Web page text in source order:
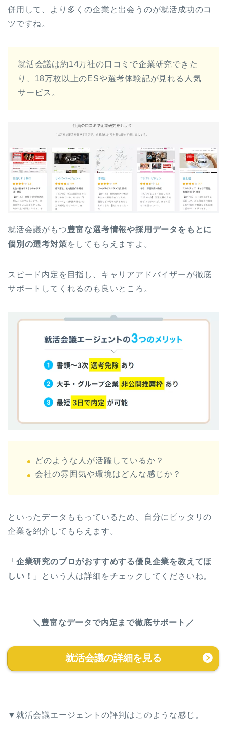
併用して、より多くの企業と出会うのが就活成功のコ
ツですね。
就活会議は約14万社の口コミで企業研究できた
り、18万枚以上のESや選考体験記が見れる人気
サービス。
就活会議がもつ豊富な選考情報や採用データをもとに
個別の選考対策をしてもらえますよ。
スピード内定を目指し、キャリアアドバイザーが徹底
サポートしてくれるのも良いところ。
どのような人が活躍しているか？
会社の雰囲気や環境はどんな感じか？
といったデータももっているため、自分にピッタリの
企業を紹介してもらえます。
「 企業研究のプロがおすすめする優良企業を教えてほ
しい！
」という人は詳細をチェックしてくださいね。
＼豊富なデータで内定まで徹底サポート／
就活会議の詳細を見る
▼就活会議エージェントの評判はこのような感じ。